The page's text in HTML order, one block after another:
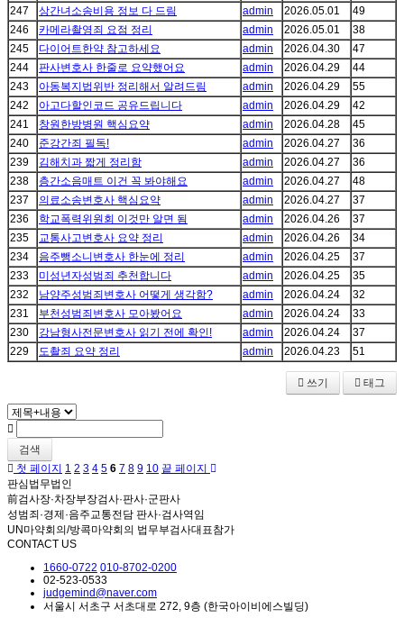
247
상간녀소송비용 정보 다 드림 admin 2026.05.01
49
246
카메라촬영죄 요점 정리 admin 2026.05.01
38
245
다이어트한약 참고하세요 admin 2026.04.30
47
244
판사변호사 한줄로 요약했어요 admin 2026.04.29
44
243
아동복지법위반 정리해서 알려드림 admin 2026.04.29
55
242
아고다할인코드 공유드립니다 admin 2026.04.29
42
241
창원한방병원 핵심요약 admin 2026.04.28
45
240
준강간죄 필독! admin 2026.04.27
36
239
김해치과 짧게 정리함 admin 2026.04.27
36
238
층간소음매트 이건 꼭 봐야해요 admin 2026.04.27
48
237
의료소송변호사 핵심요약 admin 2026.04.27
37
236
학교폭력위원회 이것만 알면 됨 admin 2026.04.26
37
235
교통사고변호사 요약 정리 admin 2026.04.26
34
234
음주뺑소니변호사 한눈에 정리 admin 2026.04.25
37
233
미성년자성범죄 추천합니다 admin 2026.04.25
35
232
남양주성범죄변호사 어떻게 생각함? admin 2026.04.24
32
231
부천성범죄변호사 모아봤어요 admin 2026.04.24
33
230
강남형사전문변호사 읽기 전에 확인! admin 2026.04.24
37
229
도촬죄 요약 정리 admin 2026.04.23 51
쓰기 태그
검색
첫 페이지 1 2 3 4 5 6 7 8 9 10 끝 페이지
판심법무법인
前검사장·차장부장검사·판사·군판사
성범죄·경제·음주교통전담 판사·검사역임
UN마약회의/방콕마약회의 법무부검사대표참가
CONTACT US
1660-0722 010-8702-0200
02-523-0533
judgemind@naver.com
서울시 서초구 서초대로 272, 9층 (한국아이비에스빌딩)